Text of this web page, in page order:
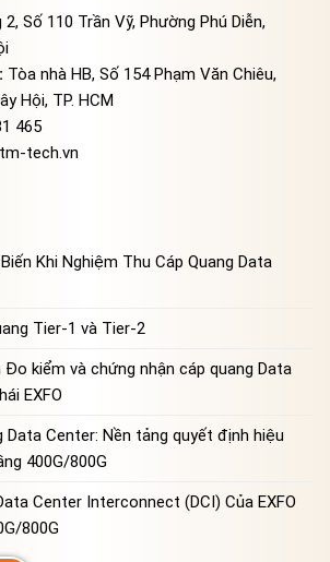
2, Số 110 Trần Vỹ, Phường Phú Diễn,
Tòa nhà HB, Số 154 Phạm Văn Chiêu,
Hội, TP. HCM
465
tech.vn
Khi Nghiệm Thu Cáp Quang Data
Tier-1 và Tier-2
Đo kiểm và chứng nhận cáp quang Data
EXFO
Data Center: Nền tảng quyết định hiệu
400G/800G
Center Interconnect (DCI) Của EXFO
800G